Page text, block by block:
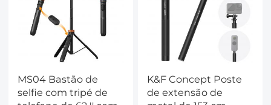
MS04 Bastão de
selfie com tripé de
K&F Concept Poste
de extensão de